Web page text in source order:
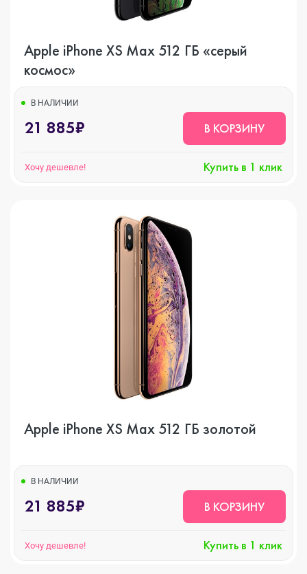
Apple iPhone XS Max 512 ГБ «серый
космос»
В НАЛИЧИИ
21 885₽ В КОРЗИНУ
Хочу дешевле! Купить в 1 клик
Apple iPhone XS Max 512 ГБ золотой
В НАЛИЧИИ
21 885₽ В КОРЗИНУ
Хочу дешевле! Купить в 1 клик